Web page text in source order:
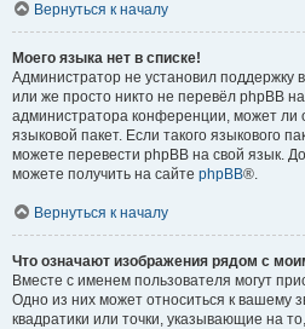
Вернуться к началу
Моего языка нет в списке!
Администратор не установил поддержку
или же просто никто не перевёл phpBB
администратора конференции, может ли
языковой пакет. Если такого языкового
можете перевести phpBB на свой язык.
можете получить на сайте phpBB®.
Вернуться к началу
Что означают изображения рядом с
Вместе с именем пользователя могут
Одно из них может относиться к вашему
квадратики или точки, указывающие на